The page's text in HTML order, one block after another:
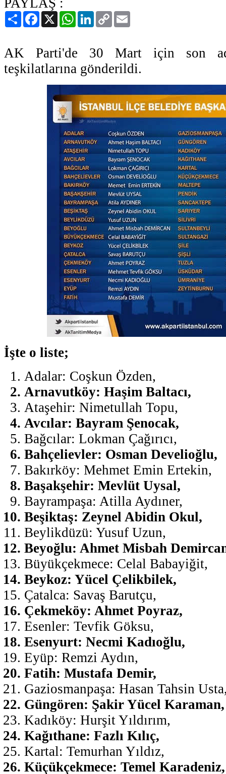
PaylaşFacebook
X WhatsAppLinkedIn
Copy
Link
AK Parti'de 30 Mart için son
teşkilatlarına gönderildi.
İşte o liste;
Adalar: Coşkun Özden,
Arnavutköy: Haşim Baltacı,
Ataşehir: Nimetullah Topu,
Avcılar: Bayram Şenocak,
Bağcılar: Lokman Çağırıcı,
Bahçelievler: Osman Develioğlu,
Bakırköy: Mehmet Emin Ertekin,
Başakşehir: Mevlüt Uysal,
Bayrampaşa: Atilla Aydıner,
Beşiktaş: Zeynel Abidin Okul,
Beylikdüzü: Yusuf Uzun,
Beyoğlu: Ahmet Misbah
Büyükçekmece: Celal Babayiğit,
Beykoz: Yücel Çelikbilek,
Çatalca: Savaş Barutçu,
Çekmeköy: Ahmet Poyraz,
Esenler: Tevfik Göksu,
Esenyurt: Necmi Kadıoğlu,
Eyüp: Remzi Aydın,
Fatih: Mustafa Demir,
Gaziosmanpaşa: Hasan Tahsin
Güngören: Şakir Yücel Karaman,
Kadıköy: Hurşit Yıldırım,
Kağıthane: Fazlı Kılıç,
Kartal: Temurhan Yıldız,
Küçükçekmece: Temel Karadeniz,